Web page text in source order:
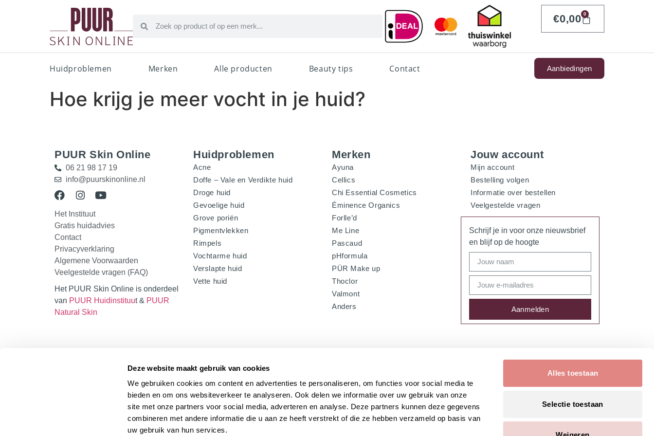
Deze website maakt gebruik van cookies
We gebruiken cookies om content en advertenties te personaliseren, om functies voor social media te
bieden en om ons websiteverkeer te analyseren. Ook delen we informatie over uw gebruik van onze
site met onze partners voor social media, adverteren en analyse. Deze partners kunnen deze gegevens
combineren met andere informatie die u aan ze heeft verstrekt of die ze hebben verzameld op basis van
uw gebruik van hun services.
Alles toestaan
Selectie toestaan
€0,00 0
Huidproblemen Merken Alle producten Beauty tips Contact Aanbiedingen
Hoe krijg je meer vocht in je huid?
PUUR Skin Online
06 21 98 17 19
info@puurskinonline.nl
Het Instituut
Gratis huidadvies
Contact
Privacyverklaring
Algemene Voorwaarden
Veelgestelde vragen (FAQ)
Het PUUR Skin Online is onderdeel
van PUUR Huidinstituut & PUUR
Natural Skin
Huidproblemen
Acne
Doffe – Vale en Verdikte huid
Droge huid
Gevoelige huid
Grove poriën
Pigmentvlekken
Rimpels
Vochtarme huid
Verslapte huid
Vette huid
Merken
Ayuna
Cellics
Chi Essential Cosmetics
Éminence Organics
Forlle’d
Me Line
Pascaud
pHformula
PÜR Make up
Thoclor
Valmont
Anders
Jouw account
Mijn account
Bestelling volgen
Informatie over bestellen
Veelgestelde vragen
Schrijf je in voor onze nieuwsbrief
en blijf op de hoogte
Aanmelden